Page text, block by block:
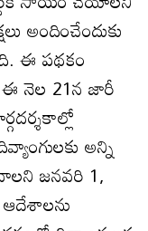
అందించేందుకు
ఈ పథకం
ఈ నెల 21న జారీ
అన్ని
జనవరి 1,